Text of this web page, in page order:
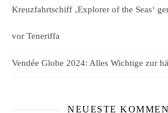
Kreuzfahrtschiff ‚Explorer of the Seas‘
vor Teneriffa
Vendée Globe 2024: Alles Wichtige zur
NEUESTE